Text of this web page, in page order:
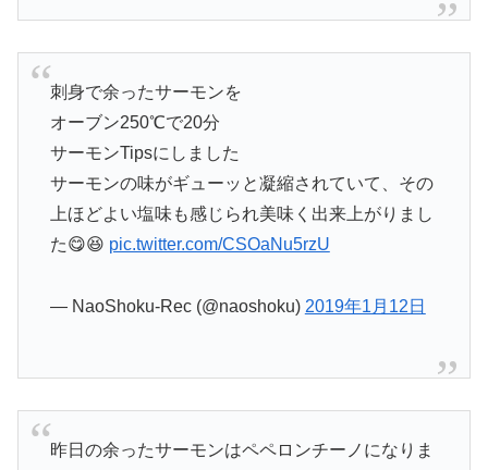
刺身で余ったサーモンを
オーブン250℃で20分
サーモンTipsにしました
サーモンの味がギューッと凝縮されていて、その
上ほどよい塩味も感じられ美味く出来上がりまし
た😋😆 pic.twitter.com/CSOaNu5rzU
— NaoShoku-Rec (@naoshoku) 2019年1月12日
昨日の余ったサーモンはペペロンチーノになりま